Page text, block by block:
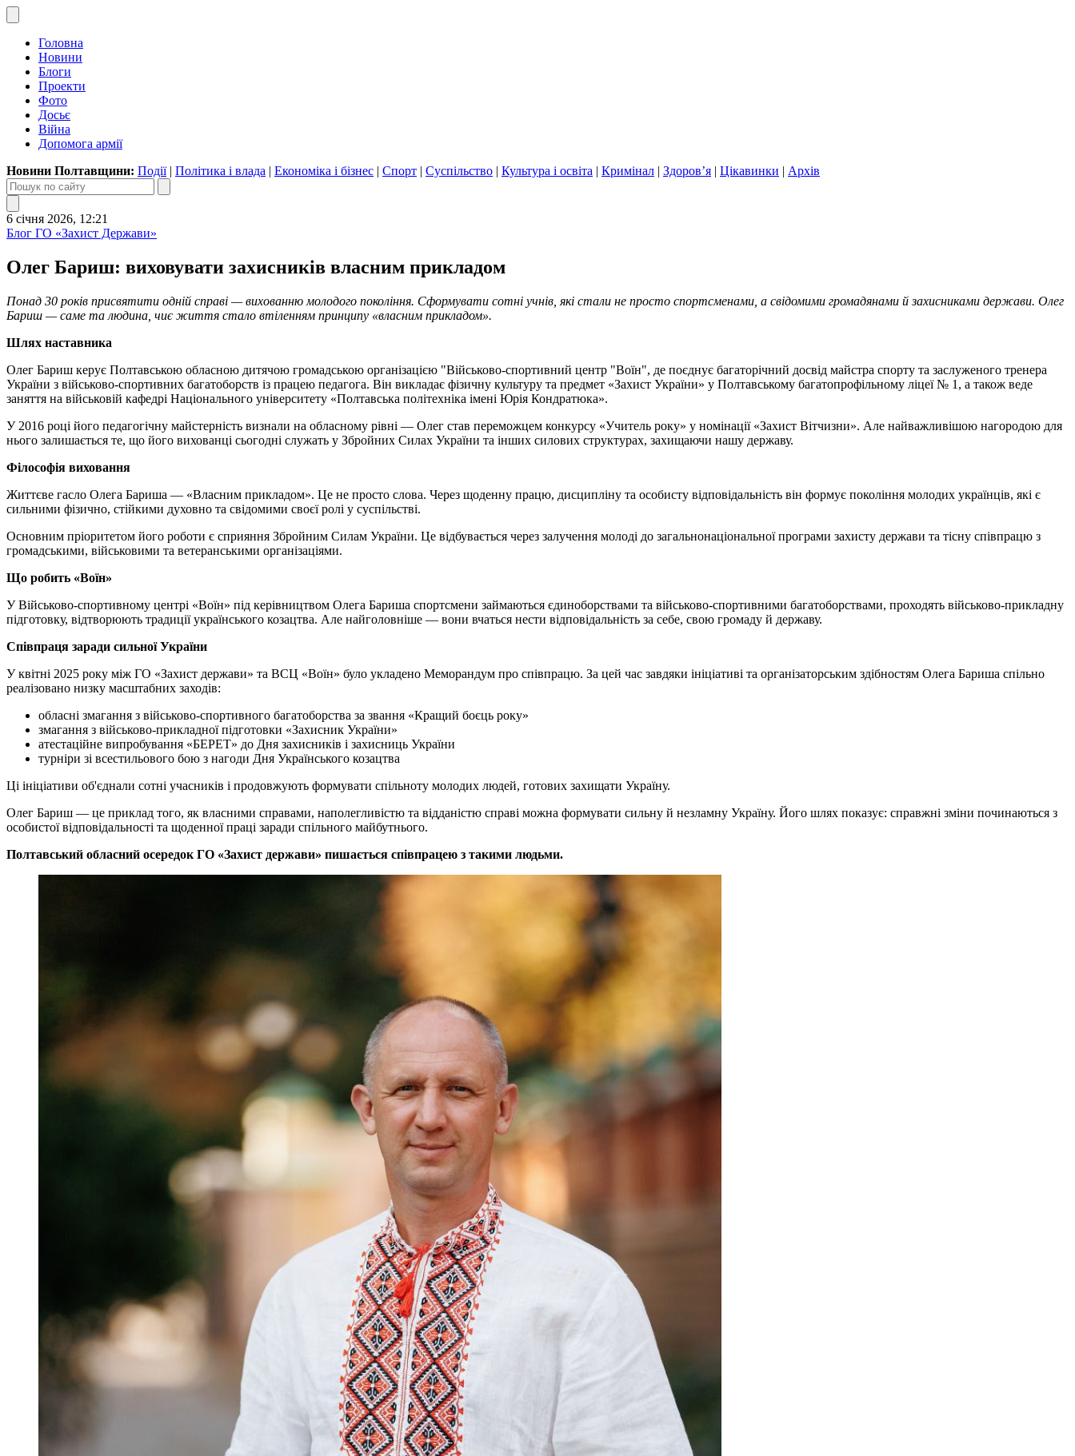
Головна
Новини
Блоги
Проекти
Фото
Досьє
Війна
Допомога армії
Новини Полтавщини: Події| Політика і влада | Економіка і бізнес | Спорт | Суспільство | Культура і освіта | Кримінал | Здоров’я | Цікавинки | Архів
6 січня 2026, 12:21
Блог ГО «Захист Держави»
Олег Бариш: виховувати захисників власним прикладом
Понад 30 років присвятити одній справі — вихованню молодого покоління. Сформувати сотні учнів, які стали не просто спортсменами, а свідомими громадянами й захисниками держави. Олег
Бариш — саме та людина, чиє життя стало втіленням принципу «власним прикладом».
Шлях наставника
Олег Бариш керує Полтавською обласною дитячою громадською організацією "Військово-спортивний центр "Воїн", де поєднує багаторічний досвід майстра спорту та заслуженого тренера
України з військово-спортивних багатоборств із працею педагога. Він викладає фізичну культуру та предмет «Захист України» у Полтавському багатопрофільному ліцеї № 1, а також веде
заняття на військовій кафедрі Національного університету «Полтавська політехніка імені Юрія Кондратюка».
У 2016 році його педагогічну майстерність визнали на обласному рівні — Олег став переможцем конкурсу «Учитель року» у номінації «Захист Вітчизни». Але найважливішою нагородою для
нього залишається те, що його вихованці сьогодні служать у Збройних Силах України та інших силових структурах, захищаючи нашу державу.
Філософія виховання
Життєве гасло Олега Бариша — «Власним прикладом». Це не просто слова. Через щоденну працю, дисципліну та особисту відповідальність він формує покоління молодих українців, які є
сильними фізично, стійкими духовно та свідомими своєї ролі у суспільстві.
Основним пріоритетом його роботи є сприяння Збройним Силам України. Це відбувається через залучення молоді до загальнонаціональної програми захисту держави та тісну співпрацю з
громадськими, військовими та ветеранськими організаціями.
Що робить «Воїн»
У Військово-спортивному центрі «Воїн» під керівництвом Олега Бариша спортсмени займаються єдиноборствами та військово-спортивними багатоборствами, проходять військово-прикладну
підготовку, відтворюють традиції українського козацтва. Але найголовніше — вони вчаться нести відповідальність за себе, свою громаду й державу.
Співпраця заради сильної України
У квітні 2025 року між ГО «Захист держави» та ВСЦ «Воїн» було укладено Меморандум про співпрацю. За цей час завдяки ініціативі та організаторським здібностям Олега Бариша спільно
реалізовано низку масштабних заходів:
обласні змагання з військово-спортивного багатоборства за звання «Кращий боєць року»
змагання з військово-прикладної підготовки «Захисник України»
атестаційне випробування «БЕРЕТ» до Дня захисників і захисниць України
турніри зі всестильового бою з нагоди Дня Українського козацтва
Ці ініціативи об'єднали сотні учасників і продовжують формувати спільноту молодих людей, готових захищати Україну.
Олег Бариш — це приклад того, як власними справами, наполегливістю та відданістю справі можна формувати сильну й незламну Україну. Його шлях показує: справжні зміни починаються з
особистої відповідальності та щоденної праці заради спільного майбутнього.
Полтавський обласний осередок ГО «Захист держави» пишається співпрацею з такими людьми.